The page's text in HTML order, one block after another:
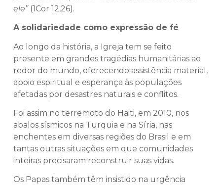
ele”(1Cor 12,26).
A solidariedade como expressão de fé
Ao longo da história, a Igreja tem se feito
presente em grandes tragédias humanitárias ao
redor do mundo, oferecendo assistência material,
apoio espiritual e esperança às populações
afetadas por desastres naturais e conflitos.
Foi assim no terremoto do Haiti, em 2010, nos
abalos sísmicos na Turquia e na Síria, nas
enchentes em diversas regiões do Brasil e em
tantas outras situações em que comunidades
inteiras precisaram reconstruir suas vidas.
Os Papas também têm insistido na urgência